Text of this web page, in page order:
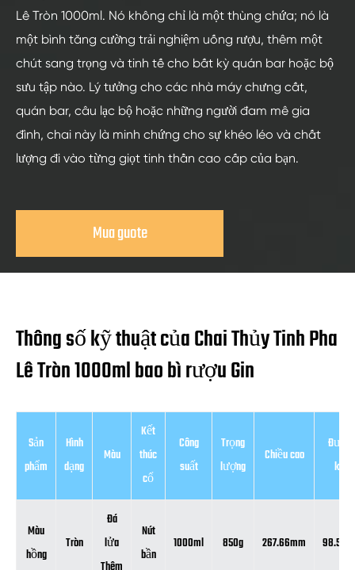
Lê Tròn 1000ml. Nó không chỉ là một thùng chứa; nó là
một bình tăng cường trải nghiệm uống rượu, thêm một
chút sang trọng và tinh tế cho bất kỳ quán bar hoặc bộ
sưu tập nào. Lý tưởng cho các nhà máy chưng cất,
quán bar, câu lạc bộ hoặc những người đam mê gia
đình, chai này là minh chứng cho sự khéo léo và chất
lượng đi vào từng giọt tinh thần cao cấp của bạn.
Mua guote
Thông số kỹ thuật của Chai Thủy Tinh Pha
Lê Tròn 1000ml bao bì rượu Gin
Sản
phẩm
Hình
dạng
Màu
Kết
thúc
cổ
Công
suất
Trọng
lượng
Chiều cao
kính
Màu
hồng
Tròn
Đá
lửa
Nút
bần
1000ml 850g 267.66mm